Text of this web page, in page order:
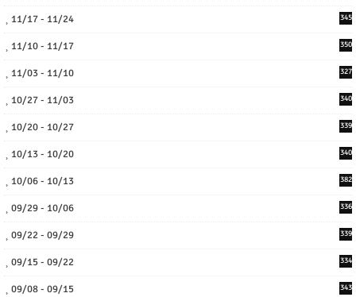
11/17 - 11/24 345
11/10 - 11/17 350
11/03 - 11/10 327
10/27 - 11/03 340
10/20 - 10/27 339
10/13 - 10/20 340
10/06 - 10/13 382
09/29 - 10/06 336
09/22 - 09/29 339
09/15 - 09/22 334
09/08 - 09/15 343